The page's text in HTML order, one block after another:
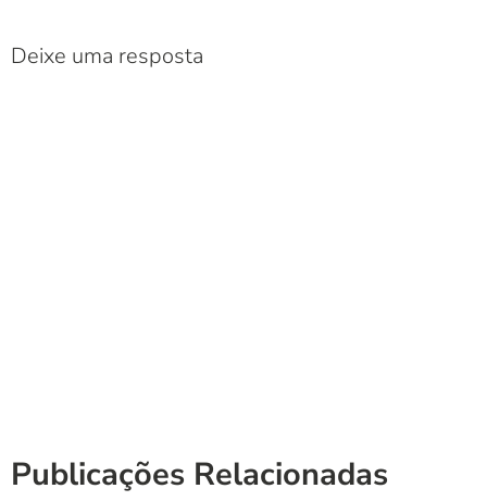
Deixe uma resposta
Publicações Relacionadas